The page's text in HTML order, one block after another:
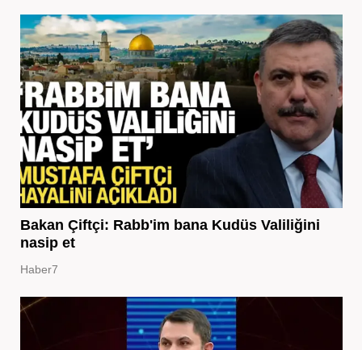
Bakan Çiftçi: Rabb'im bana Kudüs Valiliğini
nasip et
Haber7